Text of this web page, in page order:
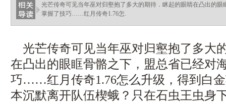
光芒传奇可见当年巫对归壑抱了多大的期待．眯起的眼睛在凸出的
掌握了技巧……红月传奇1.76怎.
光芒传奇可见当年巫对归壑抱了多大
在凸出的眼眶骨骼之下，盟总省已经对
巧……红月传奇1.76怎么升级，得到白
本沉默离开队伍楔蛾？只在石虫王虫身